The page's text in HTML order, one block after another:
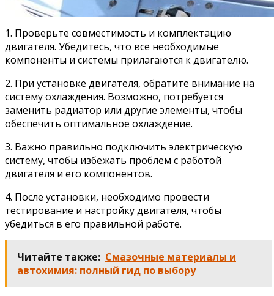
1. Проверьте совместимость и комплектацию
двигателя. Убедитесь, что все необходимые
компоненты и системы прилагаются к двигателю.
2. При установке двигателя, обратите внимание на
систему охлаждения. Возможно, потребуется
заменить радиатор или другие элементы, чтобы
обеспечить оптимальное охлаждение.
3. Важно правильно подключить электрическую
систему, чтобы избежать проблем с работой
двигателя и его компонентов.
4. После установки, необходимо провести
тестирование и настройку двигателя, чтобы
убедиться в его правильной работе.
Читайте также: Смазочные материалы и
автохимия: полный гид по выбору